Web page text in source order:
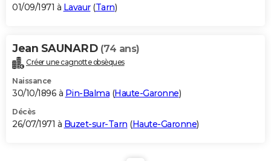
01/09/1971 à Lavaur(Tarn)
Jean SAUNARD (74 ans)
Créer une cagnotte obsèques
Naissance
30/10/1896 à Pin-Balma (Haute-Garonne)
Décès
26/07/1971 à Buzet-sur-Tarn (Haute-Garonne)